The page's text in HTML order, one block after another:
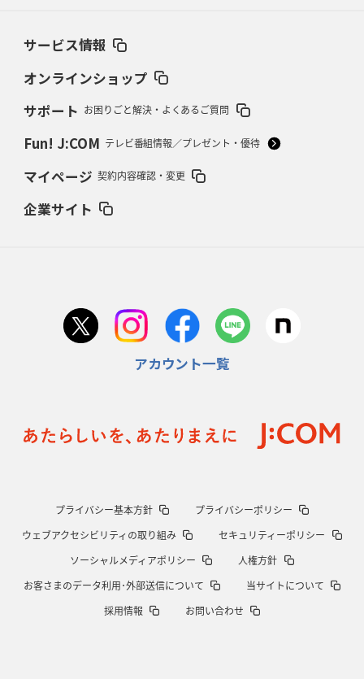
2026年2月19日(木)更新
37年女子W杯招致への課題と期待
2026年2月12日(木)更新
2026年2月5日(木)更新
占い方
首位スピアーズ、充実の攻撃力 「湧き出る」パスでトライ量産
2026年1月8日(木)更新
ルディケ「15番はゲームドライバ
2025年12月25日(木)更新
2025年12月18日(木)更新
サービス情報
オンラインショップ
サポート お困りごと解決・よくあるご質問
Fun! J:COM テレビ番組情報／プレゼント・優待
マイページ 契約内容確認・変更
企業サイト
アカウント一覧
プライバシー基本方針
プライバシーポリシー
ウェブアクセシビリティの取り組み
セキュリティーポリシー
ソーシャルメディアポリシー
人権方針
お客さまのデータ利用･外部送信について
当サイトについて
採用情報
お問い合わせ